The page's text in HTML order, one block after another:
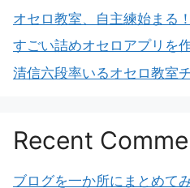
オセロ教室、自主練始まる！
すごい詰めオセロアプリを
清信六段率いるオセロ教室
Recent
ブログを一か所にまとめて